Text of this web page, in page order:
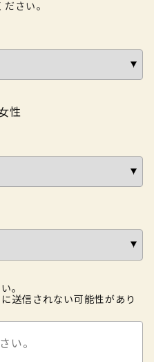
さい。
性
。
送信されない可能性があり